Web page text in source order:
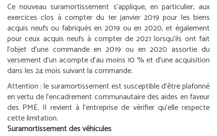
Ce nouveau suramortissement s’applique, en particulier, aux
exercices clos à compter du 1erjanvier 2019 pour les biens
acquis neufs ou fabriqués en 2019 ou en 2020, et également
pour ceux acquis neufs à compter de 2021 lorsqu’ils ont fait
l’objet d’une commande en 2019 ou en 2020 assortie du
versement d’un acompte d’au moins 10 % et d’une acquisition
dans les 24 mois suivant la commande.
Attention :le suramortissement est susceptible d’être plafonné
en vertu de l’encadrement communautaire des aides en faveur
des PME. Il revient à l’entreprise de vérifier qu’elle respecte
cette limitation.
Suramortissement des véhicules